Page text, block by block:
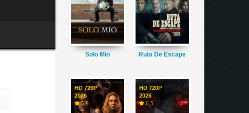
Solo Mio Ruta De Escape
HD 720P
2026
5,9
HD 720P
2026
6,5